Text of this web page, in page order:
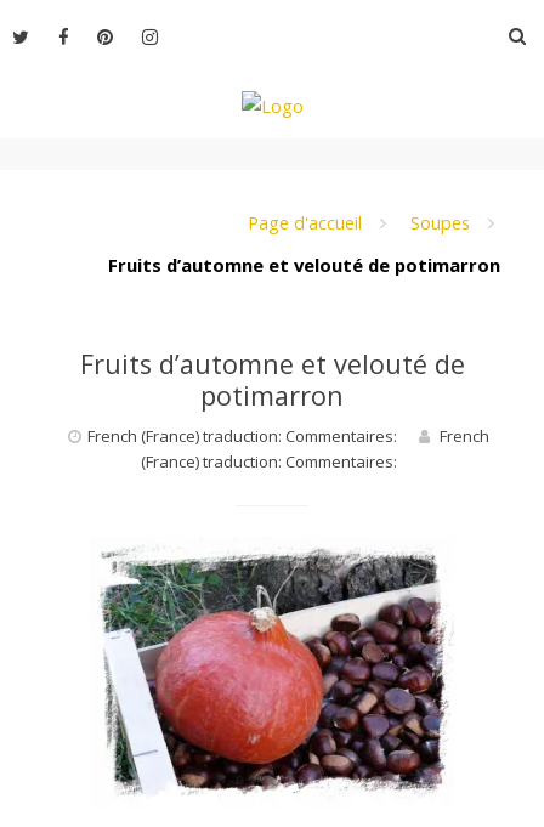
au
Page d'accueil
Soupes
Fruits d’automne et velouté de potimarron
Fruits d’automne et velouté de
potimarron
French (France) traduction: Commentaires:
French
(France) traduction: Commentaires: